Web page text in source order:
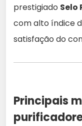
prestigiado Selo
com alto índice
satisfação do
Principais